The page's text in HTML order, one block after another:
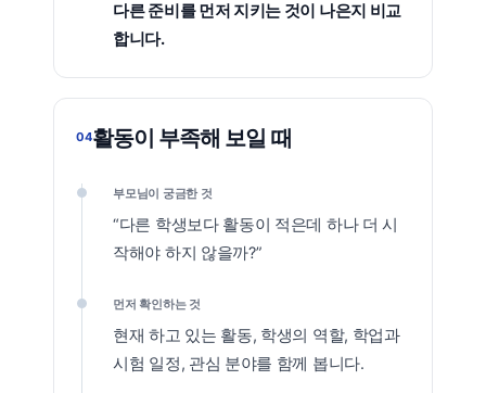
다른 준비를 먼저 지키는 것이 나은지 비교
합니다.
04활동이 부족해 보일 때
부모님이 궁금한 것
“다른 학생보다 활동이 적은데 하나 더 시
작해야 하지 않을까?”
먼저 확인하는 것
현재 하고 있는 활동, 학생의 역할, 학업과
시험 일정, 관심 분야를 함께 봅니다.